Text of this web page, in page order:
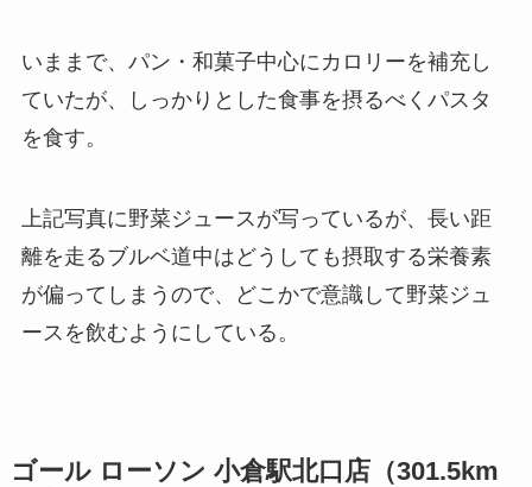
いままで、パン・和菓子中心にカロリーを補充し
ていたが、しっかりとした食事を摂るべくパスタ
を食す。
上記写真に野菜ジュースが写っているが、長い距
離を走るブルベ道中はどうしても摂取する栄養素
が偏ってしまうので、どこかで意識して野菜ジュ
ースを飲むようにしている。
ゴール ローソン 小倉駅北口店（301.5km